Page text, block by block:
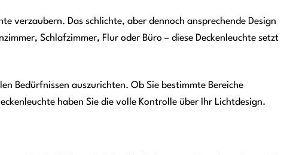
verzaubern. Das schlichte, aber dennoch ansprechende Design
Schlafzimmer, Flur oder Büro – diese Deckenleuchte setzt
Bedürfnissen auszurichten. Ob Sie bestimmte Bereiche
haben Sie die volle Kontrolle über Ihr Lichtdesign.